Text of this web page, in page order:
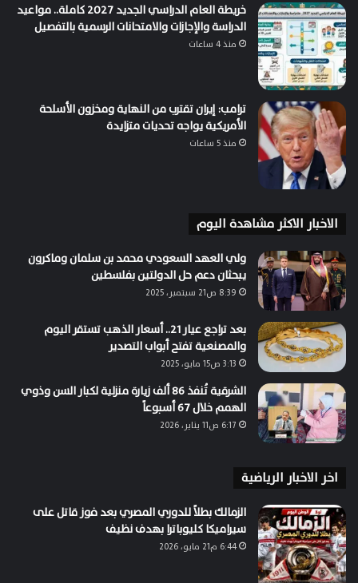
خريطة العام الدراسي الجديد 2027 كاملة.. مواعيد
الدراسة والإجازات والامتحانات الرسمية بالتفصيل
منذ 4 ساعات
ترامب: إيران تقترب من النهاية ومخزون الأسلحة
الأمريكية يواجه تحديات متزايدة
منذ 5 ساعات
الاخبار الاكثر مشاهدة اليوم
ولي العهد السعودي محمد بن سلمان وماكرون
يبحثان دعم حل الدولتين بفلسطين
8:39 ص21 سبتمبر، 2025
بعد تراجع عيار 21.. أسعار الذهب تستقر اليوم
والمصنعية تفتح أبواب التصدير
3:13 ص15 مايو، 2025
الشرقية تُنفذ 86 ألف زيارة منزلية لكبار السن وذوي
الهمم خلال 67 أسبوعاً
6:17 ص11 يناير، 2026
اخر الاخبار الرياضية
الزمالك بطلاً للدوري المصري بعد فوز قاتل على
سيراميكا كليوباترا بهدف نظيف
6:44 م21 مايو، 2026